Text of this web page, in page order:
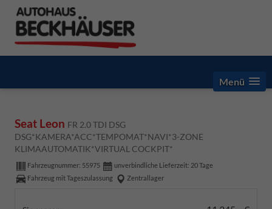
Menü
Seat Leon FR 2.0 TDI DSG
DSG*KAMERA*ACC*TEMPOMAT*NAVI*3-ZONE
KLIMAAUTOMATIK*VIRTUAL COCKPIT*
Fahrzeugnummer: 55975 unverbindliche Lieferzeit: 20 Tage
Fahrzeug mit Tageszulassung
Zentrallager